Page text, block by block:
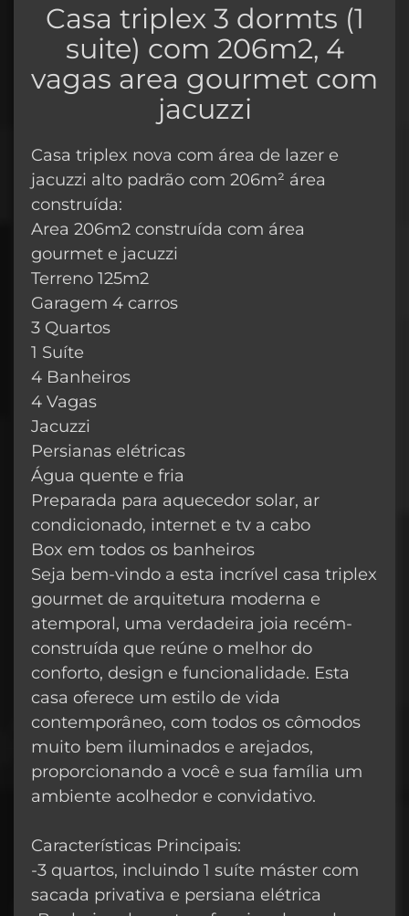
Casa triplex 3 dormts (1
suite) com 206m2, 4
vagas area gourmet com
jacuzzi
Casa triplex nova com área de lazer e
jacuzzi alto padrão com 206m² área
construída:
Area 206m2 construída com área
gourmet e jacuzzi
Terreno 125m2
Garagem 4 carros
3 Quartos
1 Suíte
4 Banheiros
4 Vagas
Jacuzzi
Persianas elétricas
Água quente e fria
Preparada para aquecedor solar, ar
condicionado, internet e tv a cabo
Box em todos os banheiros
Seja bem-vindo a esta incrível casa triplex
gourmet de arquitetura moderna e
atemporal, uma verdadeira joia recém-
construída que reúne o melhor do
conforto, design e funcionalidade. Esta
casa oferece um estilo de vida
contemporâneo, com todos os cômodos
muito bem iluminados e arejados,
proporcionando a você e sua família um
ambiente acolhedor e convidativo.
Características Principais:
-3 quartos, incluindo 1 suíte máster com
sacada privativa e persiana elétrica